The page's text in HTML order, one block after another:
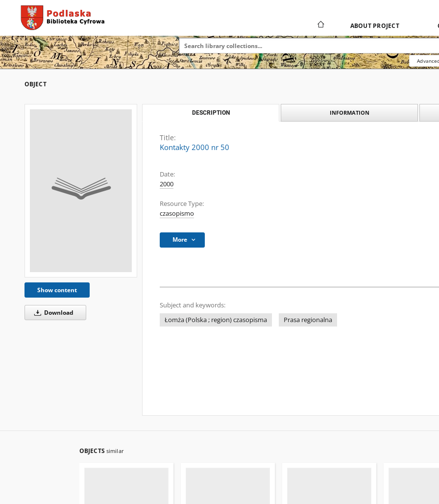
ABOUT PROJECT
OBJECT
Show content
Download
DESCRIPTION INFORMATION
Title:
Kontakty 2000 nr 50
Date:
2000
Resource Type:
czasopismo
More
Subject and keywords:
Łomża (Polska ; region) czasopisma
Prasa regionalna
OBJECTS similar